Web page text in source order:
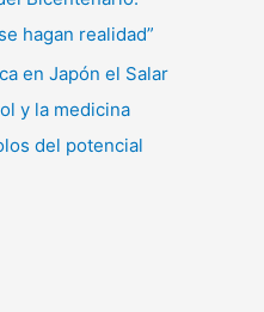
hagan realidad”
en Japón el Salar
y la medicina
del potencial